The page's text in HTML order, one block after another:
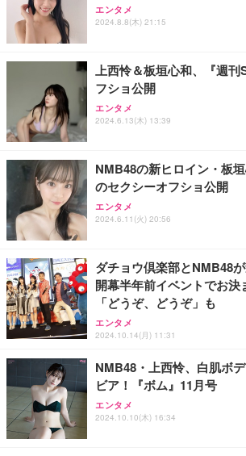
日下部ほたる どんどんやる気に
法[DVD]
King & Prince DOME TOUR
(初回限定盤)(2枚組) [Blu-ray]
Aぇ! group LIVE TOUR 2025
[Blu-ray]
エンタメ
2024.8.8(木) 21:15
上西怜＆板垣心和、『週刊
フショ公開
エンタメ
2024.6.13(木) 13:39
NMB48の新ヒロイン・板
のセクシーオフショ公開
エンタメ
2024.6.11(火) 20:56
ダチョウ倶楽部とNMB48
開幕半年前イベントでお決
「どうぞ、どうぞ」も
エンタメ
2024.10.14(月) 11:31
NMB48・上西怜、白肌ボ
ビア！『ボム』11月号
エンタメ
2024.10.10(木) 16:34